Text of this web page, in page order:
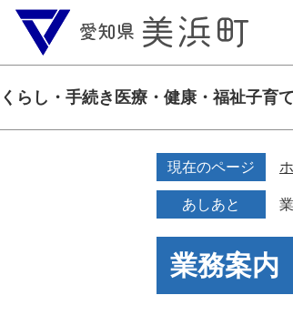
くらし・手続き 医療・健康・福祉子育
現在のページ
あしあと
業務案内